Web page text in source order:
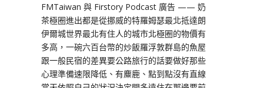
高
或
降
低
音
量。